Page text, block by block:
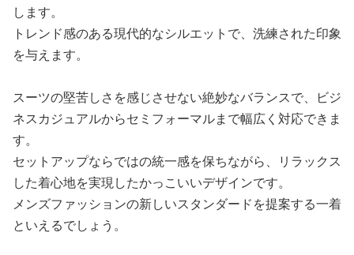
します。
トレンド感のある現代的なシルエットで、洗練された印象
を与えます。
スーツの堅苦しさを感じさせない絶妙なバランスで、ビジ
ネスカジュアルからセミフォーマルまで幅広く対応できま
す。
セットアップならではの統一感を保ちながら、リラックス
した着心地を実現したかっこいいデザインです。
メンズファッションの新しいスタンダードを提案する一着
といえるでしょう。